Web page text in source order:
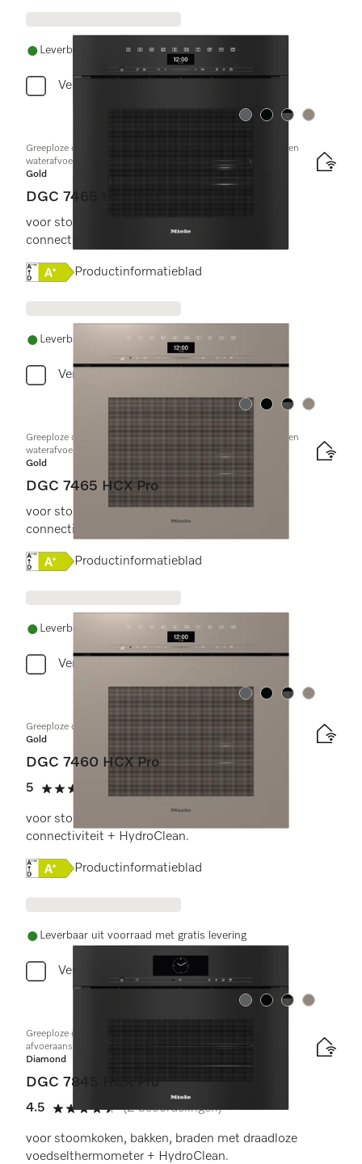
Leverbaar uit voorraad met gratis levering
Vergelijken
Kleur:Kleur:Kleur:Kleur:
Greeploze combi-stoomoven met aansluiting voor vers water en
waterafvoer
Gold
DGC 7465 HCX Pro
voor stoomkoken, bakken, braden met
connectiviteit + HydroClean.
Online Label Flag, Energielabel
Productinformatieblad
Leverbaar uit voorraad met gratis levering
Vergelijken
Kleur:Kleur:Kleur:Kleur:
Greeploze combi-stoomoven met aansluiting voor vers water en
waterafvoer
Gold
DGC 7465 HCX Pro
voor stoomkoken, bakken, braden met
connectiviteit + HydroClean.
Online Label Flag, Energielabel
Productinformatieblad
Leverbaar uit voorraad met gratis levering
Vergelijken
Kleur:Kleur:Kleur:Kleur:
Greeploze combi-stoomoven
Gold
DGC 7460 HCX Pro
5
5 sterren op 5
voor stoomkoken, bakken, braden met
connectiviteit + HydroClean.
Online Label Flag, Energielabel
Productinformatieblad
Leverbaar uit voorraad met gratis levering
Vergelijken
Kleur:Kleur:Kleur:Kleur:
Greeploze compacte combi-stoomoven met toe- en
afvoeraansluiting voor water
Diamond
DGC 7845 HCX Pro
4.5
4.5 sterren op 5
(2 beoordelingen)
voor stoomkoken, bakken, braden met draadloze
voedselthermometer + HydroClean.